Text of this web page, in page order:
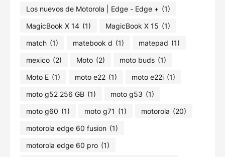
Los nuevos de Motorola | Edge - Edge + (1)
MagicBook X 14 (1) MagicBook X 15 (1)
match (1) matebook d (1) matepad (1)
mexico (2) Moto (2) moto buds (1)
Moto E (1) moto e22 (1) moto e22i (1)
moto g52 256 GB (1) moto g53 (1)
moto g60 (1) moto g71 (1) motorola (20)
motorola edge 60 fusion (1)
motorola edge 60 pro (1)